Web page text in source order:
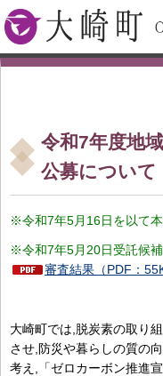
大崎町
令和7年度地
公募について
※令和7年5月16日を以て
※令和7年5月20日受託候補
審査結果（PDF：
大崎町では,脱炭素の取り
させ,防災や暮らしの質の
考え,「ゼロカーボン推進